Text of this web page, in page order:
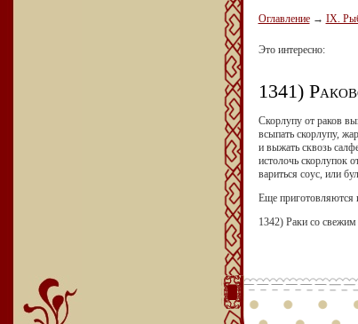
Оглавление → IX.
Это интересно:
1341)
Скорлупу от раков
всыпать скорлупу,
и выжать сквозь
истолочь скорлупок
вариться соус, или
Еще приготовляются
1342) Раки со